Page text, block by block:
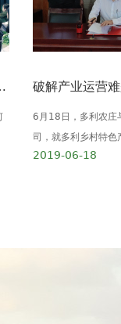
产品发布会在蓉举行
6月18日，多利农庄
司，就多利乡村特
2019-06-18